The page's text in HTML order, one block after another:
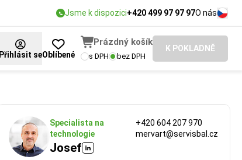
Jsme k dispozici+420 499 97 97 97O nás
Přihlásit seOblíbené
Prázdný košík
s DPH bez DPH
K POKLADNĚ
Specialista na
technologie
Josef
+420 604 207 970
mervart@servisbal.cz